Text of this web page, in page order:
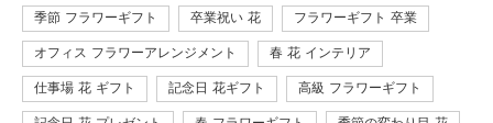
季節 フラワーギフト 卒業祝い 花 フラワーギフト 卒業
オフィス フラワーアレンジメント 春 花 インテリア
仕事場 花 ギフト 記念日 花ギフト 高級 フラワーギフト